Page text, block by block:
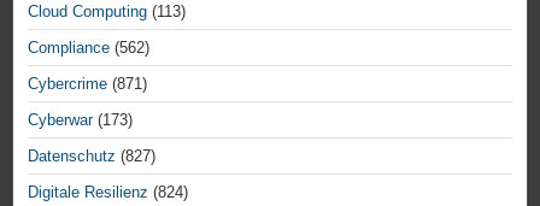
Cloud Computing (113)
Compliance (562)
Cybercrime (871)
Cyberwar(173)
Datenschutz (827)
Digitale Resilienz (824)